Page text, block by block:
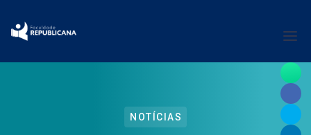
NOTÍCIAS